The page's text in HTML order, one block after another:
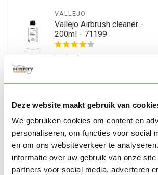
Deze website maakt gebruik van
We gebruiken cookies om content en
personaliseren, om functies voor social
en om ons websiteverkeer te
informatie over uw gebruik van onze site
partners voor social media, adverteren
VALLEJO
Vallejo Airbrush cleaner -
200ml - 71199
In stock
VALLEJO
White - 200ml - 74600
VALLEJO
Vallejo Airbrush Thinner -